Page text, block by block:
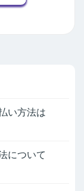
い方法は
について